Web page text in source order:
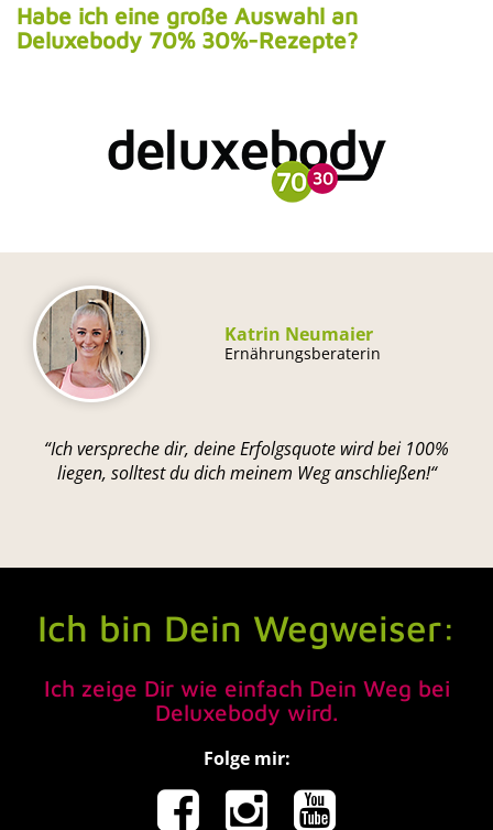
Habe ich eine große Auswahl an
Deluxebody 70% 30%-Rezepte?
Katrin Neumaier
Ernährungsberaterin
“Ich verspreche dir, deine Erfolgsquote wird bei 100%
liegen, solltest du dich meinem Weg anschließen!“
Ich bin Dein Wegweiser:
Ich zeige Dir wie einfach Dein Weg bei
Deluxebody wird.
Folge mir: